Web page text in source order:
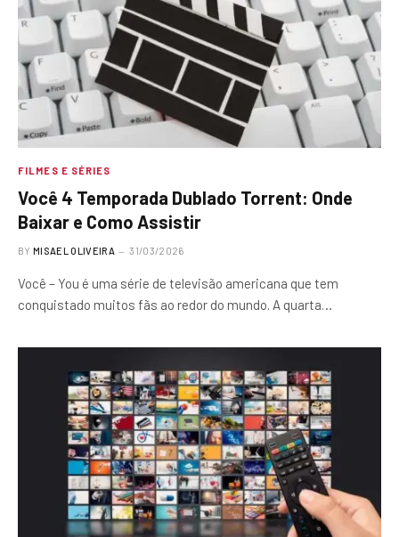
FILMES E SÉRIES
Você 4 Temporada Dublado Torrent: Onde
Baixar e Como Assistir
BY MISAEL OLIVEIRA 31/03/2026
Você – You é uma série de televisão americana que tem
conquistado muitos fãs ao redor do mundo. A quarta…